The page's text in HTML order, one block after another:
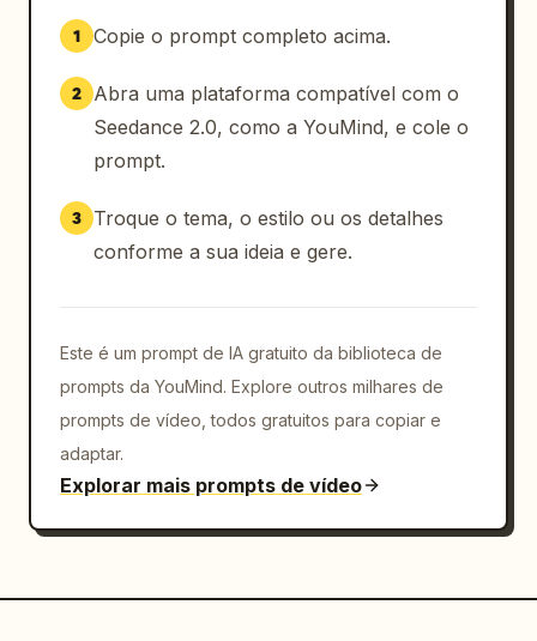
1 Copie o prompt completo acima.
2
Abra uma plataforma compatível com o
Seedance 2.0, como a YouMind, e cole o
prompt.
3
Troque o tema, o estilo ou os detalhes
conforme a sua ideia e gere.
Este é um prompt de IA gratuito da biblioteca de
prompts da YouMind. Explore outros milhares de
prompts de vídeo, todos gratuitos para copiar e
adaptar.
Explorar mais prompts de vídeo